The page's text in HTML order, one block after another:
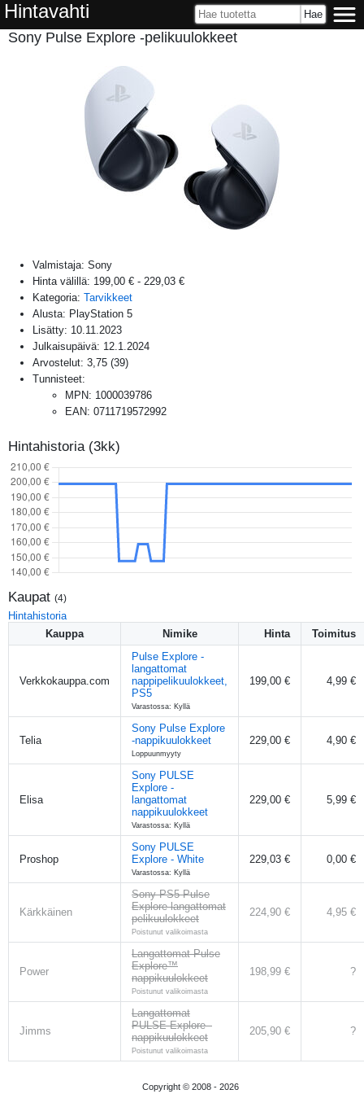
Hintavahti
Sony Pulse Explore -pelikuulokkeet
Valmistaja: Sony
Hinta välillä: 199,00 € - 229,03 €
Kategoria: Tarvikkeet
Alusta: PlayStation 5
Lisätty: 10.11.2023
Julkaisupäivä: 12.1.2024
Arvostelut: 3,75 (39)
Tunnisteet:
MPN: 1000039786
EAN: 0711719572992
Hintahistoria (3kk)
Kaupat (4)
Hintahistoria
Kauppa
Nimike Hinta Toimitus
Verkkokauppa.com
Pulse Explore -
langattomat
nappipelikuulokkeet,
PS5
Varastossa: Kyllä
199,00 € 4,99 €
Telia
Sony Pulse Explore
-nappikuulokkeet
Loppuunmyyty
229,00 € 4,90 €
Elisa
Sony PULSE
Explore -
langattomat
nappikuulokkeet
Varastossa: Kyllä
229,00 € 5,99 €
Proshop
Sony PULSE
Explore - White
Varastossa: Kyllä
229,03 € 0,00 €
Kärkkäinen
Sony PS5 Pulse
Explore langattomat
pelikuulokkeet
Poistunut valikoimasta
224,90 € 4,95 €
Power
Langattomat Pulse
Explore™
nappikuulokkeet
Poistunut valikoimasta
198,99 € ?
Jimms
Langattomat
PULSE Explore -
nappikuulokkeet
Poistunut valikoimasta
205,90 € ?
Copyright © 2008 - 2026